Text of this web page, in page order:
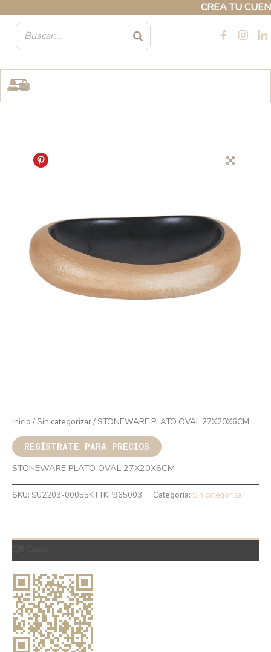
CREA TU
contenido
Inicio / Sin categorizar/ STONEWARE PLATO OVAL 27X20X6CM
REGÍSTRATE PARA PRECIOS
STONEWARE PLATO OVAL 27X20X6CM
SKU: SU2203-00055KTTKP965003 Categoría: Sin categorizar